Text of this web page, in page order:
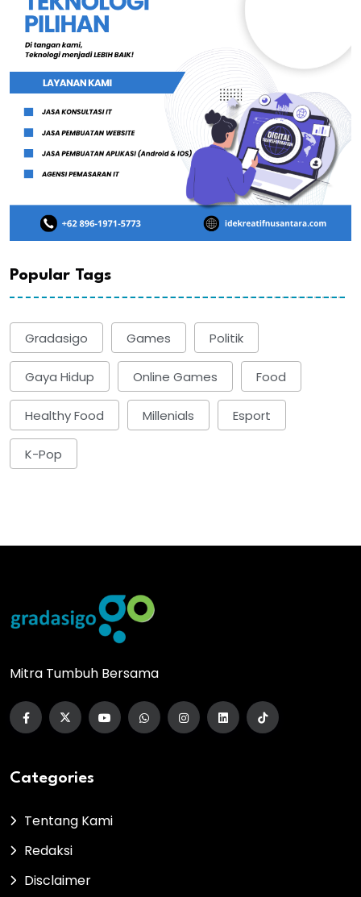
Popular Tags
Gradasigo Games Politik
Gaya Hidup Online Games Food
Healthy Food Millenials Esport
K-Pop
Mitra Tumbuh Bersama
Categories
Tentang Kami
Redaksi
Disclaimer